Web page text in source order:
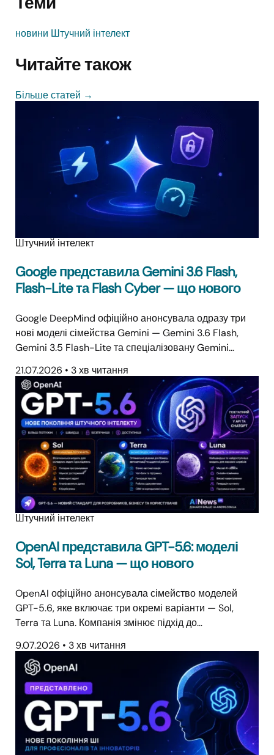
новини Штучний інтелект
Читайте також
Більше статей →
Штучний інтелект
Google представила Gemini 3.6 Flash,
Flash-Lite та Flash Cyber — що нового
Google DeepMind офіційно анонсувала одразу три
нові моделі сімейства Gemini — Gemini 3.6 Flash,
Gemini 3.5 Flash-Lite та спеціалізовану Gemini…
21.07.2026 • 3 хв читання
Штучний інтелект
OpenAI представила GPT-5.6: моделі
Sol, Terra та Luna — що нового
OpenAI офіційно анонсувала сімейство моделей
GPT-5.6, яке включає три окремі варіанти — Sol,
Terra та Luna. Компанія змінює підхід до…
9.07.2026 • 3 хв читання